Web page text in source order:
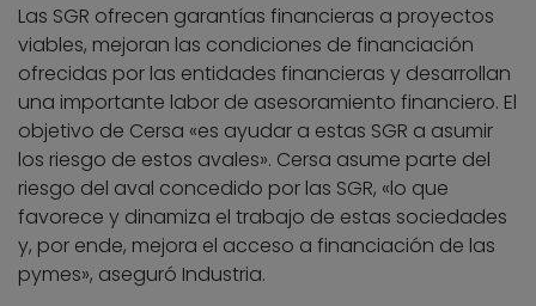
Las SGR ofrecen garantías financieras a proyectos
viables, mejoran las condiciones de financiación
ofrecidas por las entidades financieras y desarrollan
una importante labor de asesoramiento financiero. El
objetivo de Cersa «es ayudar a estas SGR a asumir
los riesgo de estos avales». Cersa asume parte del
riesgo del aval concedido por las SGR, «lo que
favorece y dinamiza el trabajo de estas sociedades
y, por ende, mejora el acceso a financiación de las
pymes», aseguró Industria.